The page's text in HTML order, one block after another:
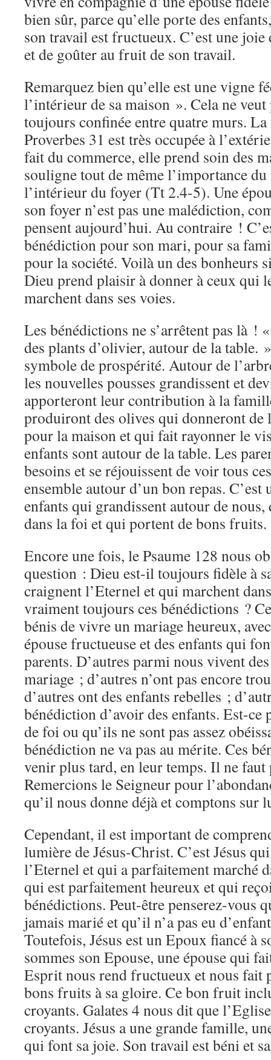
bien sûr, parce qu’elle porte des
son travail est fructueux. C’est une
et de goûter au fruit de son travail.
Remarquez bien qu’elle est une vigne
l’intérieur de sa maison ». Cela ne veut
toujours confinée entre quatre murs.
Proverbes 31 est très occupée à
fait du commerce, elle prend soin des
souligne tout de même l’importance du
l’intérieur du foyer (Tt 2.4-5). Une
son foyer n’est pas une malédiction,
pensent aujourd’hui. Au contraire !
bénédiction pour son mari, pour sa
pour la société. Voilà un des bonheurs
Dieu prend plaisir à donner à ceux qui
marchent dans ses voies.
Les bénédictions ne s’arrêtent pas là !
des plants d’olivier, autour de la table.
symbole de prospérité. Autour de
les nouvelles pousses grandissent et
apporteront leur contribution à la
produiront des olives qui donneront de
pour la maison et qui fait rayonner le
enfants sont autour de la table. Les
besoins et se réjouissent de voir tous
ensemble autour d’un bon repas. C’est
enfants qui grandissent autour de
dans la foi et qui portent de bons fruits.
Encore une fois, le Psaume 128 nous
question : Dieu est-il toujours fidèle à
craignent l’Eternel et qui marchent
vraiment toujours ces bénédictions ?
bénis de vivre un mariage heureux,
épouse fructueuse et des enfants qui
parents. D’autres parmi nous vivent
mariage ; d’autres n’ont pas encore
d’autres ont des enfants rebelles ;
bénédiction d’avoir des enfants. Est-ce
de foi ou qu’ils ne sont pas assez
bénédiction ne va pas au mérite. Ces
venir plus tard, en leur temps. Il ne faut
Remercions le Seigneur pour
qu’il nous donne déjà et comptons sur
Cependant, il est important de
lumière de Jésus-Christ. C’est Jésus
l’Eternel et qui a parfaitement marché
qui est parfaitement heureux et qui
bénédictions. Peut-être penserez-vous
jamais marié et qu’il n’a pas eu
Toutefois, Jésus est un Epoux fiancé à
sommes son Epouse, une épouse qui
Esprit nous rend fructueux et nous fait
bons fruits à sa gloire. Ce bon fruit
croyants. Galates 4 nous dit que
croyants. Jésus a une grande famille,
qui font sa joie. Son travail est béni et